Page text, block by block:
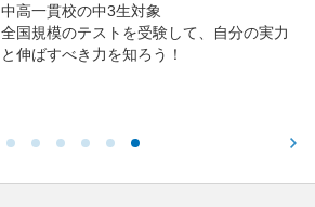
中高一貫校の中3生対象
全国規模のテストを受験して、自分の実力
と伸ばすべき力を知ろう！